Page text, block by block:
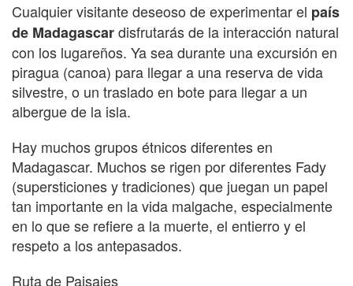
Cualquier visitante deseoso de experimentar el país
de Madagascardisfrutarás de la interacción natural
con los lugareños. Ya sea durante una excursión en
piragua (canoa) para llegar a una reserva de vida
silvestre, o un traslado en bote para llegar a un
albergue de la isla.
Hay muchos grupos étnicos diferentes en
Madagascar. Muchos se rigen por diferentes Fady
(supersticiones y tradiciones) que juegan un papel
tan importante en la vida malgache, especialmente
en lo que se refiere a la muerte, el entierro y el
respeto a los antepasados.
Ruta de Paisajes